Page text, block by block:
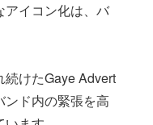
アイコン化は、バ
けたGaye Advert
ド内の緊張を高